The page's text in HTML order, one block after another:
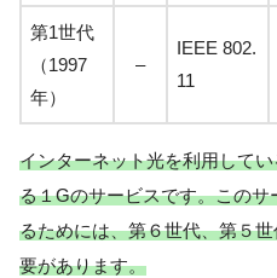
第1世代
（1997
年）
–
IEEE 802.
11
インターネット光を利用して
る１Gのサービスです。この
るためには、第６世代、第５
要があります。